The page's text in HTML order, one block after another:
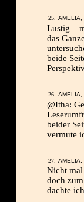
Lustig –
das
beide
@Itha:
beider
vermute
Nicht mal
doch
dachte